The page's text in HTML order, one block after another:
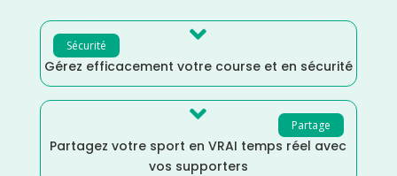
Sécurité 
Gérez efficacement votre course et en sécurité
Partage

Partagez votre sport en VRAI temps réel avec
vos supporters